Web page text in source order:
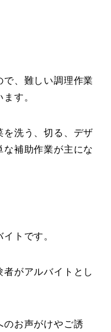
、難しい調理作業
す。
を洗う、切る、デザ
補助作業が主にな
トです。
がアルバイトとし
のお声がけやご誘